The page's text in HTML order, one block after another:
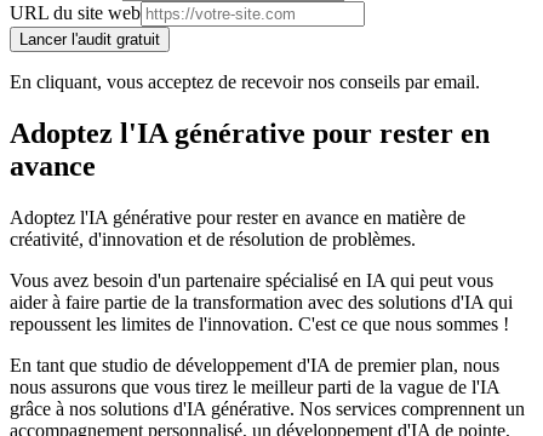
URL du site web
Lancer l'audit gratuit
En cliquant, vous acceptez de recevoir nos conseils par email.
Adoptez l'IA générative pour rester en
avance
Adoptez l'IA générative pour rester en avance en matière de
créativité, d'innovation et de résolution de problèmes.
Vous avez besoin d'un partenaire spécialisé en IA qui peut vous
aider à faire partie de la transformation avec des solutions d'IA qui
repoussent les limites de l'innovation. C'est ce que nous sommes !
En tant que studio de développement d'IA de premier plan, nous
nous assurons que vous tirez le meilleur parti de la vague de l'IA
grâce à nos solutions d'IA générative. Nos services comprennent un
accompagnement personnalisé, un développement d'IA de pointe,